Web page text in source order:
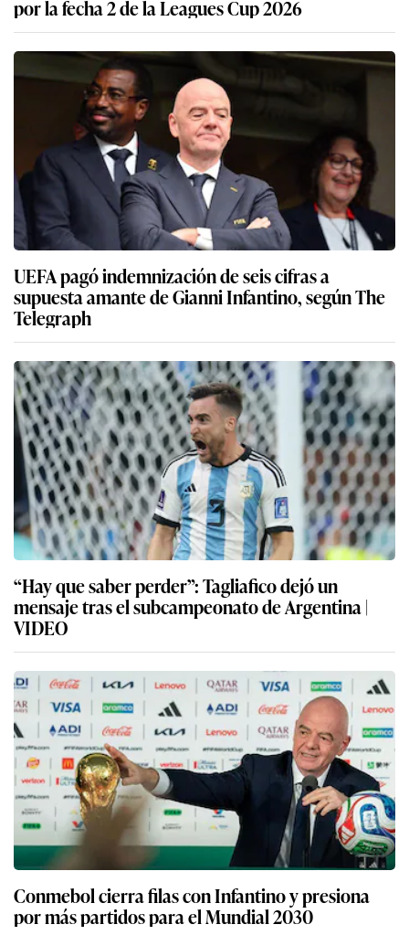
por la fecha 2 de la Leagues Cup 2026
UEFA pagó indemnización de seis cifras a
supuesta amante de Gianni Infantino, según The
Telegraph
“Hay que saber perder”: Tagliafico dejó un
mensaje tras el subcampeonato de Argentina |
VIDEO
Conmebol cierra filas con Infantino y presiona
por más partidos para el Mundial 2030